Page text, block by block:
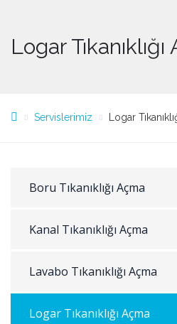
Logar
Servislerimiz Logar
Boru Tıkanıklığı Açma
Kanal Tıkanıklığı Açma
Lavabo Tıkanıklığı Açma
Logar Tıkanıklığı Açma